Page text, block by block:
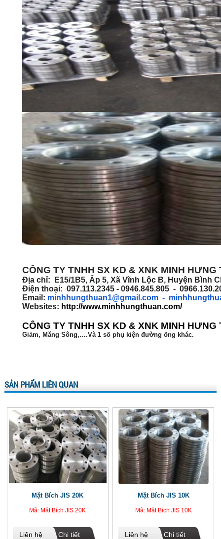
CÔNG TY TNHH SX KD & XNK MINH HƯNG
Địa chỉ: E15/1B5, Ấp 5, Xã Vĩnh Lộc B, Huyện Bình
Điện thoại: 097.113.2345 - 0946.845.805 -
Email: minhhungthuan1@gmail.com -
Websites: http://www.minhhungthuan.com/
CÔNG TY TNHH SX KD & XNK MINH HƯNG
Giảm, Măng Sông,….Và 1 số phụ kiện đường ống khác.
SẢN PHẨM LIÊN QUAN
Mặt Bích JIS 20K
Mã: Mặt Bích JIS 20K
Liên hệ Chi tiết
Mặt Bích JIS 10K
Mã: Mặt Bích JIS 10K
Liên hệ Chi tiết